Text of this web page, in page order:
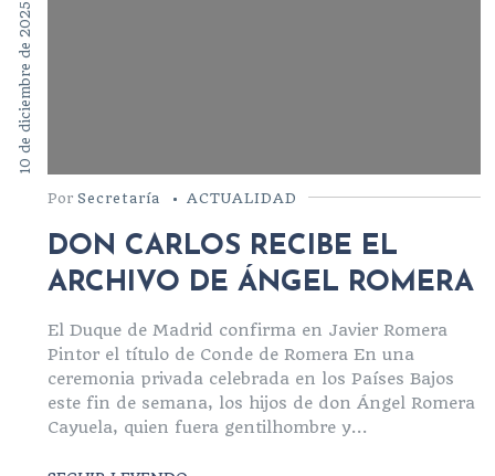
10 de diciembre de 2025
PorSecretaría ACTUALIDAD
DON CARLOS RECIBE EL
ARCHIVO DE ÁNGEL ROMERA
El Duque de Madrid confirma en Javier Romera
Pintor el título de Conde de Romera En una
ceremonia privada celebrada en los Países Bajos
este fin de semana, los hijos de don Ángel Romera
Cayuela, quien fuera gentilhombre y...